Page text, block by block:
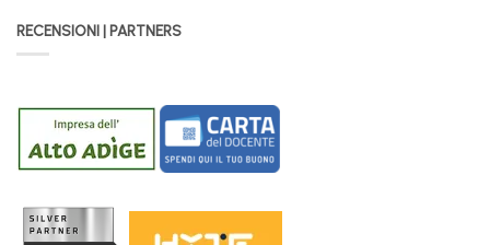
RECENSIONI | PARTNERS